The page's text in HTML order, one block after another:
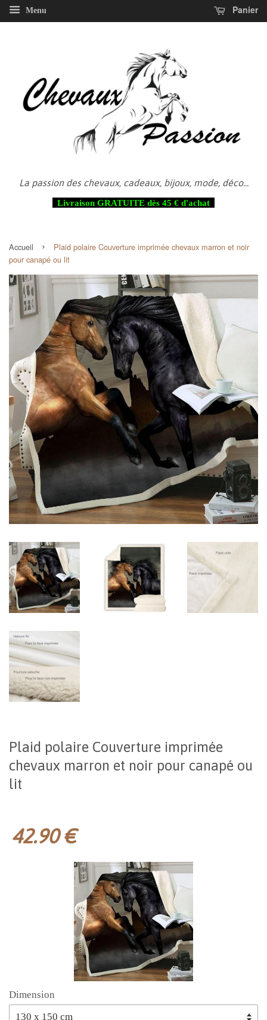
Menu Panier
La passion des chevaux, cadeaux, bijoux, mode, déco...
Livraison GRATUITE dès 45 € d'achat
Accueil ›
Plaid polaire Couverture imprimée chevaux marron et noir
pour canapé ou lit
Plaid polaire Couverture imprimée
chevaux marron et noir pour canapé ou
lit
42.90 €
Dimension